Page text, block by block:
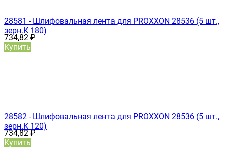
28581 - Шлифовальная лента для PROXXON 28536 (5 шт.,
зерн.К 180)
734,82₽
Купить
28582 - Шлифовальная лента для PROXXON 28536 (5 шт.,
зерн.К 120)
734,82₽
Купить